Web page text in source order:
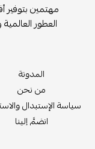
مهتمين بتوفير
العطور
المدونة
من نحن
سياسة الإستبدال
انضمَّ إلينا